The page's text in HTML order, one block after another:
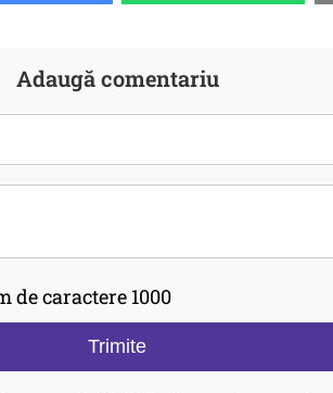
Adaugă comentariu
de caractere 1000
Trimite